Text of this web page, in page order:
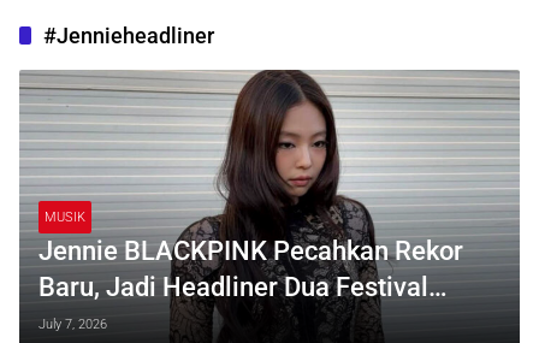
#Jennieheadliner
MUSIK
Jennie BLACKPINK Pecahkan Rekor
Baru, Jadi Headliner Dua Festival
Musik Eropa
July 7, 2026